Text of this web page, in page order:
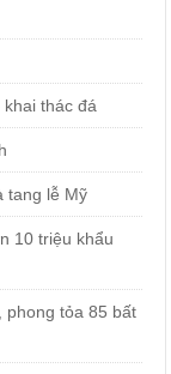
thác đá
tang lễ Mỹ
10 triệu khẩu
phong tỏa 85 bất